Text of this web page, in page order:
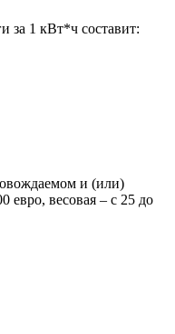
за 1 кВт*ч составит:
и (или)
евро, весовая – с 25 до